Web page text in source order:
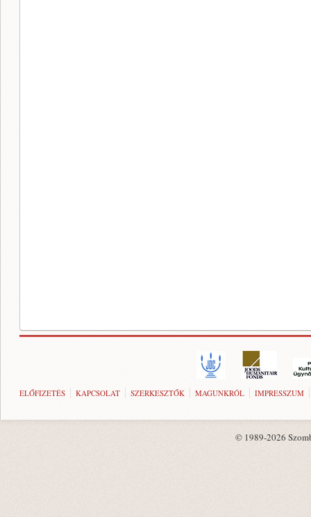
ELŐFIZETÉS KAPCSOLAT SZERKESZTŐK MAGUNKRÓL IMPRESSZUM
© 1989-2026